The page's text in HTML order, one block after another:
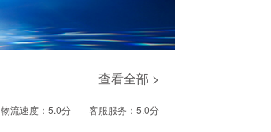
查看全部 >
物流速度：5.0分 客服服务：5.0分